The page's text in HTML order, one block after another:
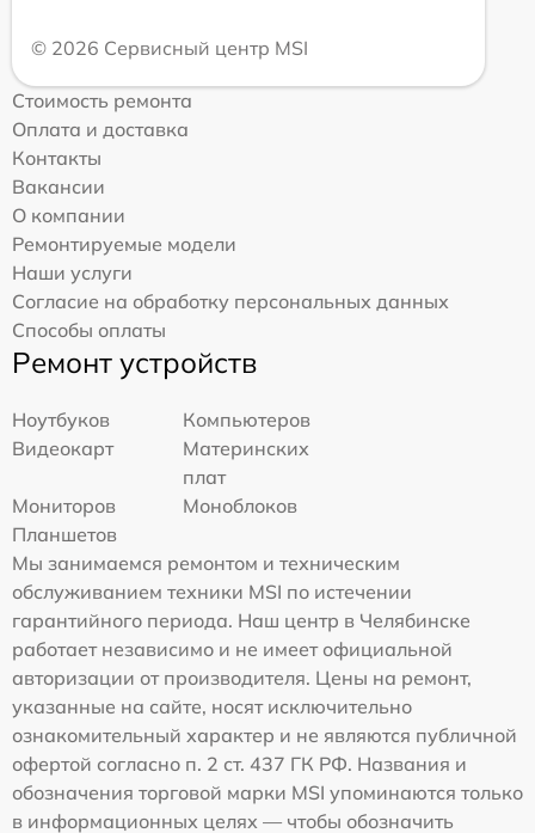
© 2026 Сервисный центр MSI
Стоимость ремонта
Оплата и доставка
Контакты
Вакансии
О компании
Ремонтируемые модели
Наши услуги
Согласие на обработку персональных данных
Способы оплаты
Ремонт устройств
Ноутбуков
Компьютеров
Видеокарт
Материнских
плат
Мониторов
Моноблоков
Планшетов
Мы занимаемся ремонтом и техническим
обслуживанием техники MSI по истечении
гарантийного периода. Наш центр в Челябинске
работает независимо и не имеет официальной
авторизации от производителя. Цены на ремонт,
указанные на сайте, носят исключительно
ознакомительный характер и не являются публичной
офертой согласно п. 2 ст. 437 ГК РФ. Названия и
обозначения торговой марки MSI упоминаются только
в информационных целях — чтобы обозначить